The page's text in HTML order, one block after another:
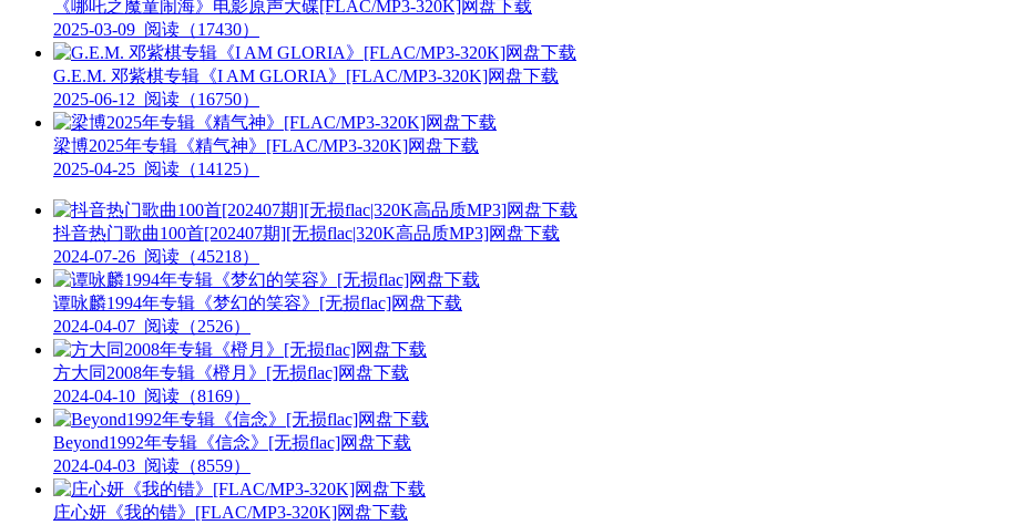
《哪吒之魔童闹海》电影原声大碟[FLAC/MP3-320K]网盘下载
2025-03-09 阅读（17430）
G.E.M. 邓紫棋专辑《I AM GLORIA》[FLAC/MP3-320K]网盘下载
2025-06-12 阅读（16750）
梁博2025年专辑《精气神》[FLAC/MP3-320K]网盘下载
2025-04-25 阅读（14125）
抖音热门歌曲100首[202407期][无损flac|320K高品质MP3]网盘下载
2024-07-26 阅读（45218）
谭咏麟1994年专辑《梦幻的笑容》[无损flac]网盘下载
2024-04-07 阅读（2526）
方大同2008年专辑《橙月》[无损flac]网盘下载
2024-04-10 阅读（8169）
Beyond1992年专辑《信念》[无损flac]网盘下载
2024-04-03 阅读（8559）
庄心妍《我的错》[FLAC/MP3-320K]网盘下载